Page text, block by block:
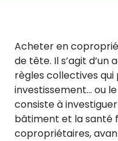
Acheter en
de tête. Il s’agit d’un
règles collectives
investissement… ou
consiste à
bâtiment et la santé
copropriétaires,